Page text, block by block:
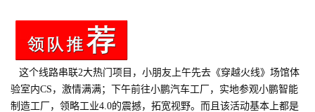
这个线路串联2大热门项目，小朋友上午先去《穿越火线》场馆体
验室内CS，激情满满；下午前往小鹏汽车工厂，实地参观小鹏智能
制造工厂，领略工业4.0的震撼，拓宽视野。而且该活动基本上都是